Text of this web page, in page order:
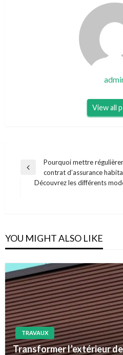
View all
Navigation
Previous
Pourquoi mettre
contrat d’assurance
Découvrez les différents
YOU MIGHT ALSO LIKE
TRAVAUX
Transformer l’extérieur